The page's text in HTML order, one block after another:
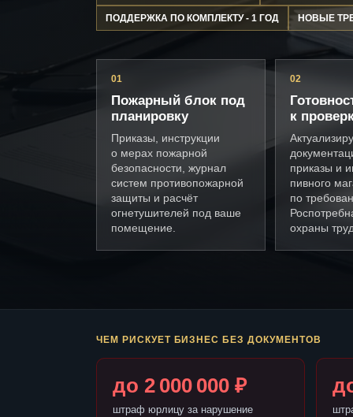
ПОДДЕРЖКА ПО КОМПЛЕКТУ - 1 ГОД НОВЫЕ
01
Пожарный блок под
планировку
Приказы, инструкции
о мерах пожарной
безопасности, журнал
систем противопожарной
защиты и расчёт
огнетушителей под ваше
помещение.
02
к
приказы и
пивного
по
охраны
ЧЕМ РИСКУЕТ БИЗНЕС БЕЗ ДОКУМЕНТОВ
до 2 000 000 ₽
штраф юрлицу за нарушение